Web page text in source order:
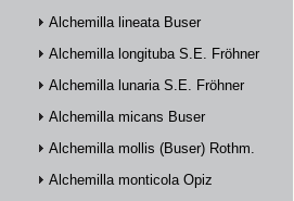
Alchemilla lineata Buser
Alchemilla longituba S.E. Fröhner
Alchemilla lunaria S.E. Fröhner
Alchemilla micans Buser
Alchemilla mollis (Buser) Rothm.
Alchemilla monticola Opiz